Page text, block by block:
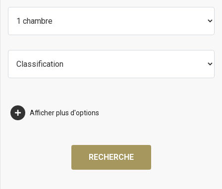
Afficher plus d'options
RECHERCHE